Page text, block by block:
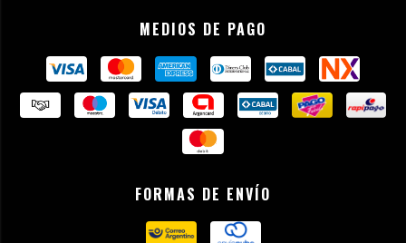
MEDIOS DE PAGO
FORMAS DE ENVÍO